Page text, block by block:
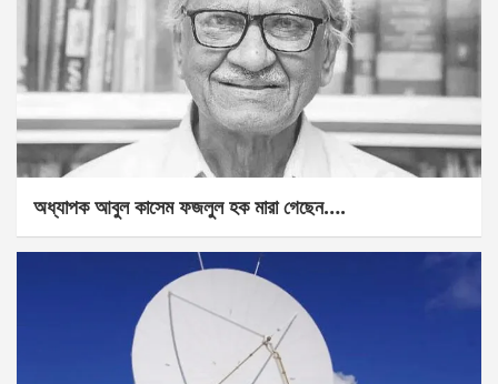
অধ্যাপক আবুল কাসেম ফজলুল হক মারা গেছেন….